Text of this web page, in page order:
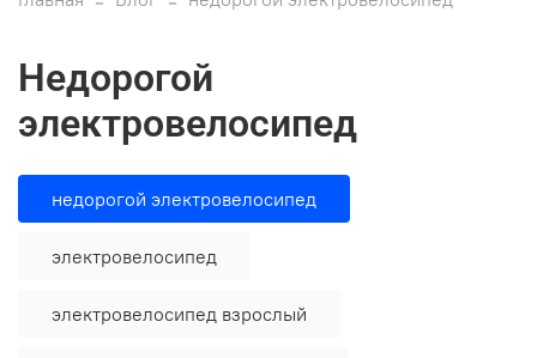
недорогой
электровелосипед
недорогой электровелосипед
электровелосипед
электровелосипед взрослый